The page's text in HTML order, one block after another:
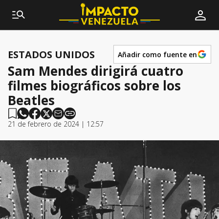
ESTADOS UNIDOS Añadir como fuente en
Sam Mendes dirigirá cuatro
filmes biográficos sobre los
Beatles
21 de febrero de 2024 | 12:57